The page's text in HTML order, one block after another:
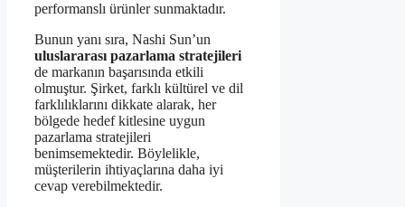
performanslı ürünler sunmaktadır.
Bunun yanı sıra, Nashi Sun’un
uluslararası pazarlama stratejileri
de markanın başarısında etkili
olmuştur. Şirket, farklı kültürel ve dil
farklılıklarını dikkate alarak, her
bölgede hedef kitlesine uygun
pazarlama stratejileri
benimsemektedir. Böylelikle,
müşterilerin ihtiyaçlarına daha iyi
cevap verebilmektedir.